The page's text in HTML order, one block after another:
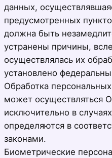
данных,
предусмотренных
должна быть
устранены причины,
осуществлялась их
установлено
Обработка
может осуществляться
исключительно в
определяются в
законами.
Биометрические